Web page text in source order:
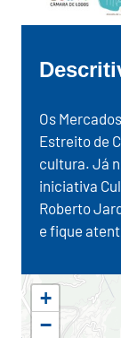
Os
Estreito de
cultura. Já
iniciativa
Roberto
e fique
+
−